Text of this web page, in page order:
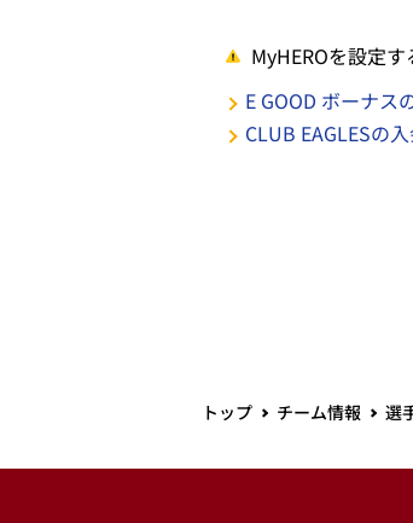
MyHEROを設定
E GOOD ボーナス
CLUB EAGLESの
トップ チーム情報 選